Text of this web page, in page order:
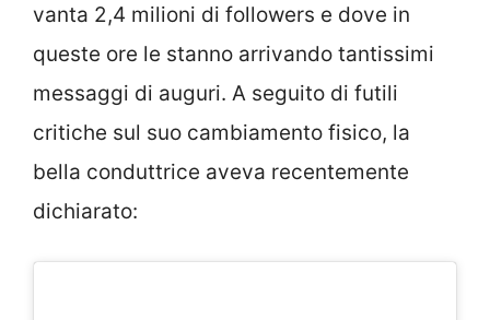
vanta 2,4 milioni di followers e dove in
queste ore le stanno arrivando tantissimi
messaggi di auguri. A seguito di futili
critiche sul suo cambiamento fisico, la
bella conduttrice aveva recentemente
dichiarato: